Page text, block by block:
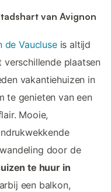
van Avignon
de Vaucluseis altijd
verschillende plaatsen
vakantiehuizen in
te genieten van een
Mooie,
door de
te huur in
een balkon,